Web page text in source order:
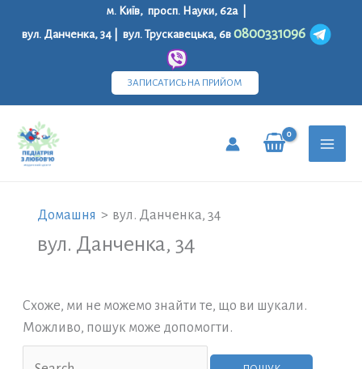
м. Київ, просп. Науки, 62а |
вул. Данченка, 34 | вул. Трускавецька, 6в 0800331096
ЗАПИСАТИСЬ НА ПРИЙОМ
Домашня вул. Данченка, 34
вул. Данченка, 34
Схоже, ми не можемо знайти те, що ви шукали.
Можливо, пошук може допомогти.